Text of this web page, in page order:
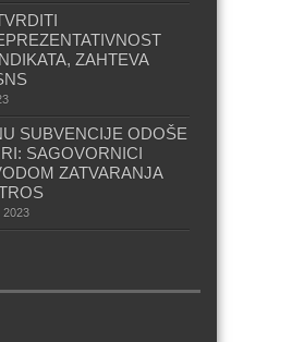
ZAHTEVA
SUBVENCIJE ODOŠE
SAGOVORNICI
ZATVARANJA
2023